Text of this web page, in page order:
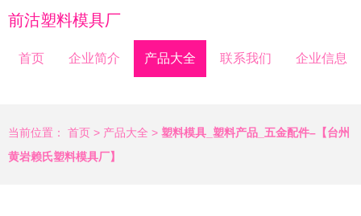
前沽塑料模具厂
首页 企业简介 产品大全 联系我们 企业信息
当前位置： 首页 > 产品大全 > 塑料模具_塑料产品_五金配件–【台州
黄岩赖氏塑料模具厂】